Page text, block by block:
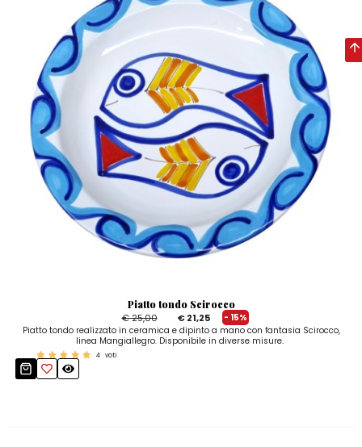
Piatto tondo Scirocco
€ 25,00
€ 21,25
- 15%
Piatto tondo realizzato in ceramica e dipinto a mano con fantasia Scirocco,
linea Mangiallegro. Disponibile in diverse misure.
4 voti